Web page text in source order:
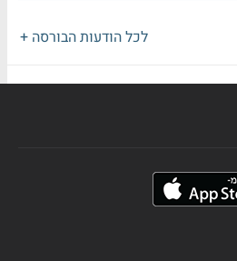
לכל הודעות הבורסה +